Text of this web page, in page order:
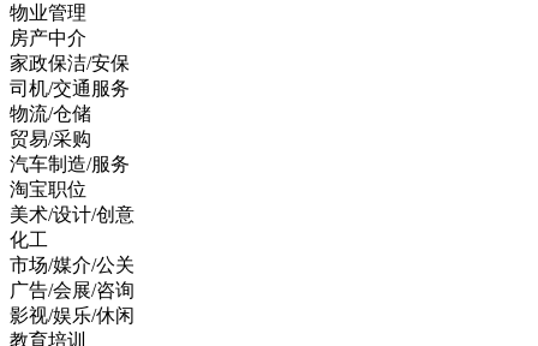
物业管理
房产中介
家政保洁/安保
司机/交通服务
物流/仓储
贸易/采购
汽车制造/服务
淘宝职位
美术/设计/创意
化工
市场/媒介/公关
广告/会展/咨询
影视/娱乐/休闲
教育培训